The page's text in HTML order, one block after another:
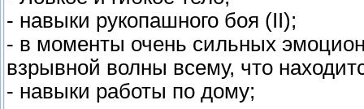
- навыки рукопашного боя (II);
- в моменты очень сильных
взрывной волны всему, что
- навыки работы по дому;